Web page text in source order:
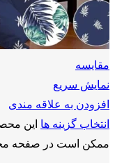
مقايسه
نمایش سریع
افزودن به علاقه مندی
انتخاب گزینه ها این
ممکن است در صفحه